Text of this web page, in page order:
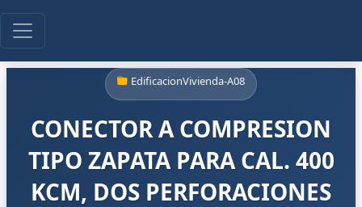
EdificacionVivienda-A08
CONECTOR A COMPRESION
TIPO ZAPATA PARA CAL. 400
KCM, DOS PERFORACIONES